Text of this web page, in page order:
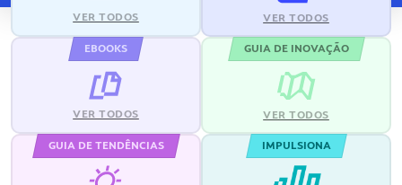
VER TODOS VER TODOS
EBOOKS
VER TODOS
GUIA DE INOVAÇÃO
VER TODOS
GUIA DE TENDÊNCIAS IMPULSIONA